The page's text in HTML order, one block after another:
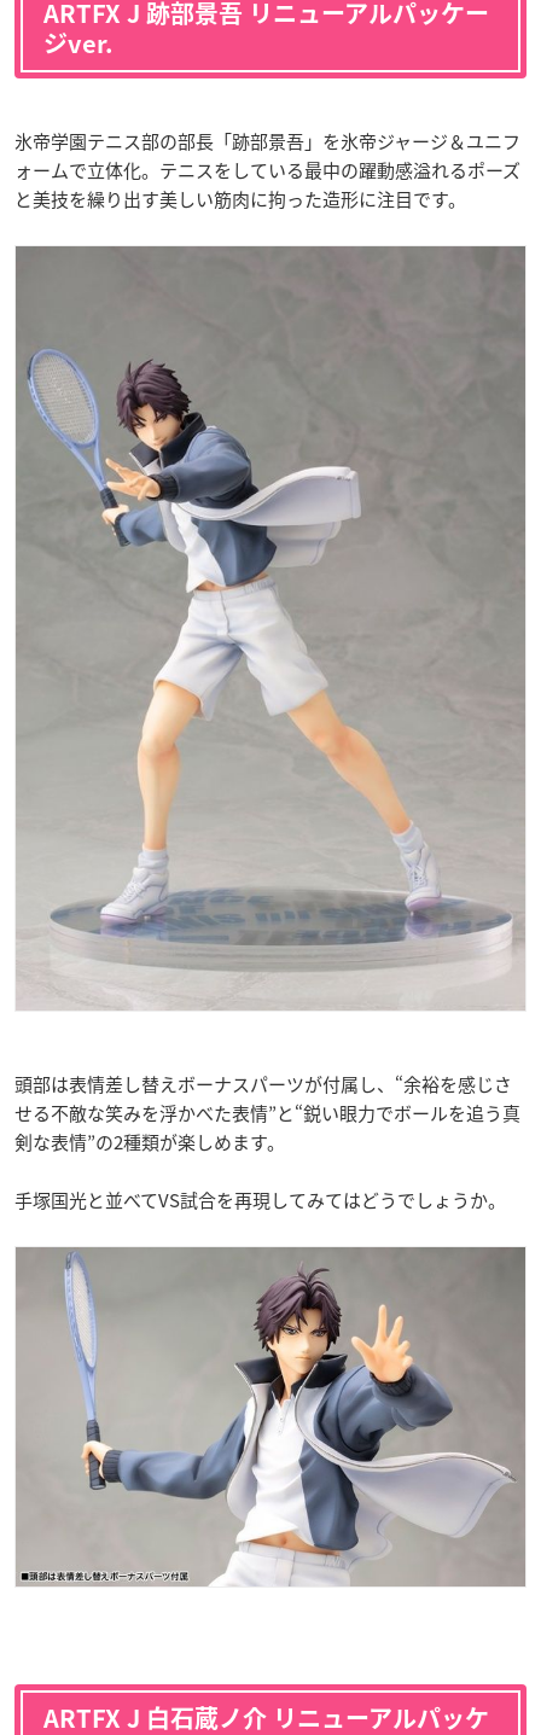
ARTFX J 跡部景吾 リニューアルパッケー
ジver.
氷帝学園テニス部の部長「跡部景吾」を氷帝ジャージ＆ユニフ
ォームで立体化。テニスをしている最中の躍動感溢れるポーズ
と美技を繰り出す美しい筋肉に拘った造形に注目です。
頭部は表情差し替えボーナスパーツが付属し、“余裕を感じさ
せる不敵な笑みを浮かべた表情”と“鋭い眼力でボールを追う真
剣な表情”の2種類が楽しめます。
手塚国光と並べてVS試合を再現してみてはどうでしょうか。
ARTFX J 白石蔵ノ介 リニューアルパッケ